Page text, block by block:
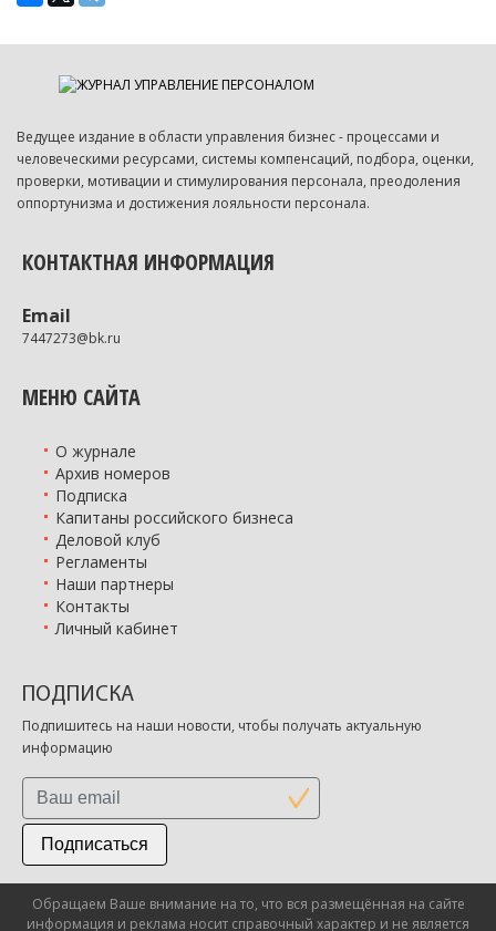
Ведущее издание в области управления бизнес - процессами и
человеческими ресурсами, системы компенсаций, подбора, оценки,
проверки, мотивации и стимулирования персонала, преодоления
оппортунизма и достижения лояльности персонала.
КОНТАКТНАЯ ИНФОРМАЦИЯ
Email
7447273@bk.ru
МЕНЮ САЙТА
О журнале
Архив номеров
Подписка
Капитаны российского бизнеса
Деловой клуб
Регламенты
Наши партнеры
Контакты
Личный кабинет
ПОДПИСКА
Подпишитесь на наши новости, чтобы получать актуальную
информацию
Подписаться
Обращаем Ваше внимание на то, что вся размещённая на сайте
информация и реклама носит справочный характер и не является